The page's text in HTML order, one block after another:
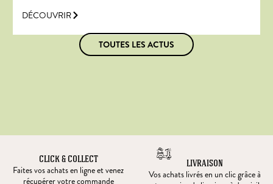
DÉCOUVRIR
TOUTES LES ACTUS
CLICK & COLLECT
Faites vos achats en ligne et venez
récupérer votre commande
LIVRAISON
Vos achats livrés en un clic grâce à